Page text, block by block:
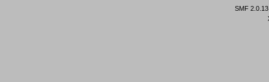
SMF 2.0.13